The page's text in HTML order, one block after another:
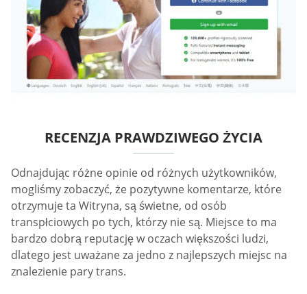
RECENZJA PRAWDZIWEGO ŻYCIA
Odnajdując różne opinie od różnych użytkowników,
mogliśmy zobaczyć, że pozytywne komentarze, które
otrzymuje ta Witryna, są świetne, od osób
transpłciowych po tych, którzy nie są. Miejsce to ma
bardzo dobrą reputację w oczach większości ludzi,
dlatego jest uważane za jedno z najlepszych miejsc na
znalezienie pary trans.